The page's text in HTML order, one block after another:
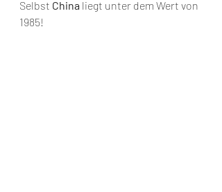
Selbst China liegt unter dem Wert von
1985!